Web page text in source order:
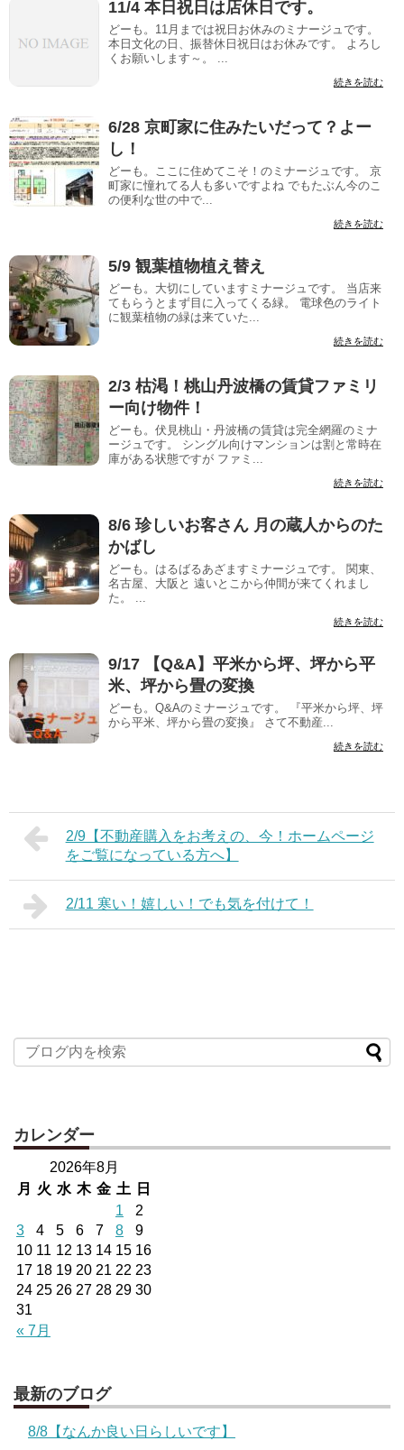
11/4 本日祝日は店休日です。
どーも。11月までは祝日お休みのミナージュです。
本日文化の日、振替休日祝日はお休みです。 よろし
くお願いします～。 ...
続きを読む
6/28 京町家に住みたいだって？よー
し！
どーも。ここに住めてこそ！のミナージュです。 京
町家に憧れてる人も多いですよね でもたぶん今のこ
の便利な世の中で...
続きを読む
5/9 観葉植物植え替え
どーも。大切にしていますミナージュです。 当店来
てもらうとまず目に入ってくる緑。 電球色のライト
に観葉植物の緑は来ていた...
続きを読む
2/3 枯渇！桃山丹波橋の賃貸ファミリ
ー向け物件！
どーも。伏見桃山・丹波橋の賃貸は完全網羅のミナ
ージュです。 シングル向けマンションは割と常時在
庫がある状態ですが ファミ...
続きを読む
8/6 珍しいお客さん 月の蔵人からのた
かばし
どーも。はるばるあざますミナージュです。 関東、
名古屋、大阪と 遠いとこから仲間が来てくれまし
た。 ...
続きを読む
9/17 【Q&A】平米から坪、坪から平
米、坪から畳の変換
どーも。Q&Aのミナージュです。 『平米から坪、坪
から平米、坪から畳の変換』 さて不動産...
続きを読む
2/9【不動産購入をお考えの、今！ホームページ
をご覧になっている方へ】
2/11 寒い！嬉しい！でも気を付けて！
カレンダー
2026年8月
月
火 水 木 金 土 日
« 7月
1
2
3
4 5 6 7 8
9
10 11 12 13 14 15 16
17 18 19 20 21 22 23
24 25 26 27 28 29 30
31
最新のブログ
8/8【なんか良い日らしいです】